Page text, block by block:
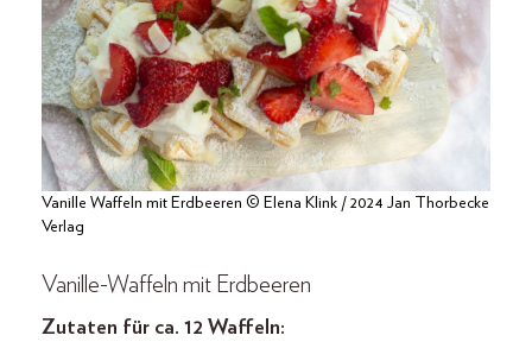
Vanille Waffeln mit Erdbeeren © Elena Klink / 2024 Jan Thorbecke
Verlag
Vanille-Waffeln mit Erdbeeren
Zutaten für ca. 12 Waffeln: